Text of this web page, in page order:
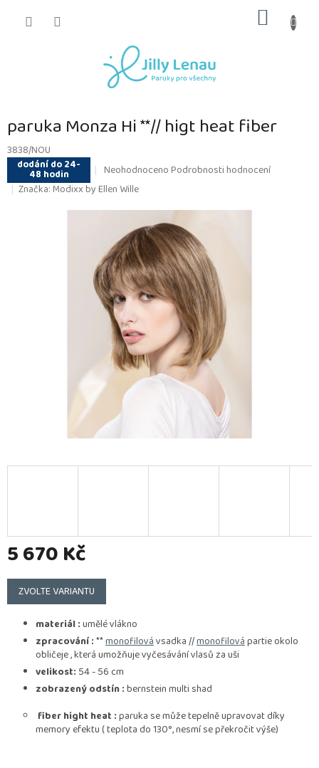
KOŠÍK
paruka Monza Hi **// higt heat fiber
3838/NOU
dodání do 24-
48 hodin
Průměrné
hodnocení
produktu
je
5
hvězdiček.
NeohodnocenoPodrobnosti hodnocení
Značka: Modixx by Ellen Wille
5 670 Kč
Měrná
cena:
ZVOLTE VARIANTU
materiál :umělé vlákno
zpracování :**monofilovávsadka //monofilovápartie okolo
obličeje , která umožňuje vyčesávání vlasů za uši
velikost: 54 - 56 cm
zobrazený odstín :bernstein multi shad
fiber hight heat :paruka se může tepelněupravovat díky
memory efektu ( teplota do 130°, nesmí se překročit výše)